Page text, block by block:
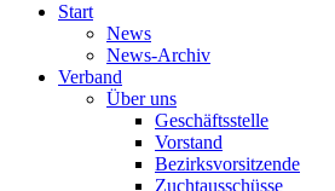
Start
News
News-Archiv
Verband
Über uns
Geschäftsstelle
Vorstand
Bezirksvorsitzende
Zuchtausschüsse